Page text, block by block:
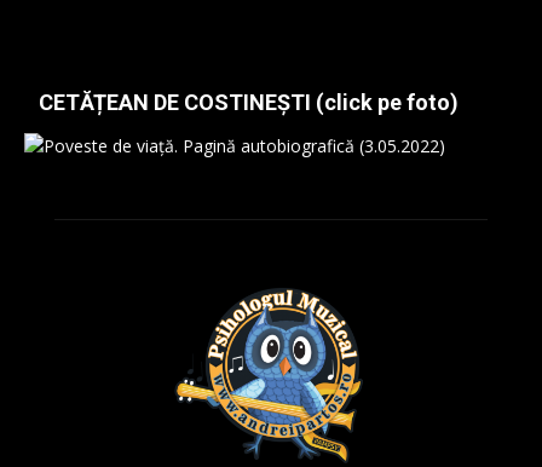
CETĂȚEAN DE COSTINEȘTI (click pe foto)